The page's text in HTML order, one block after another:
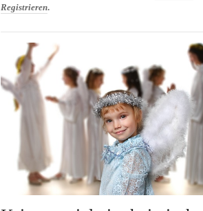
Registrieren.